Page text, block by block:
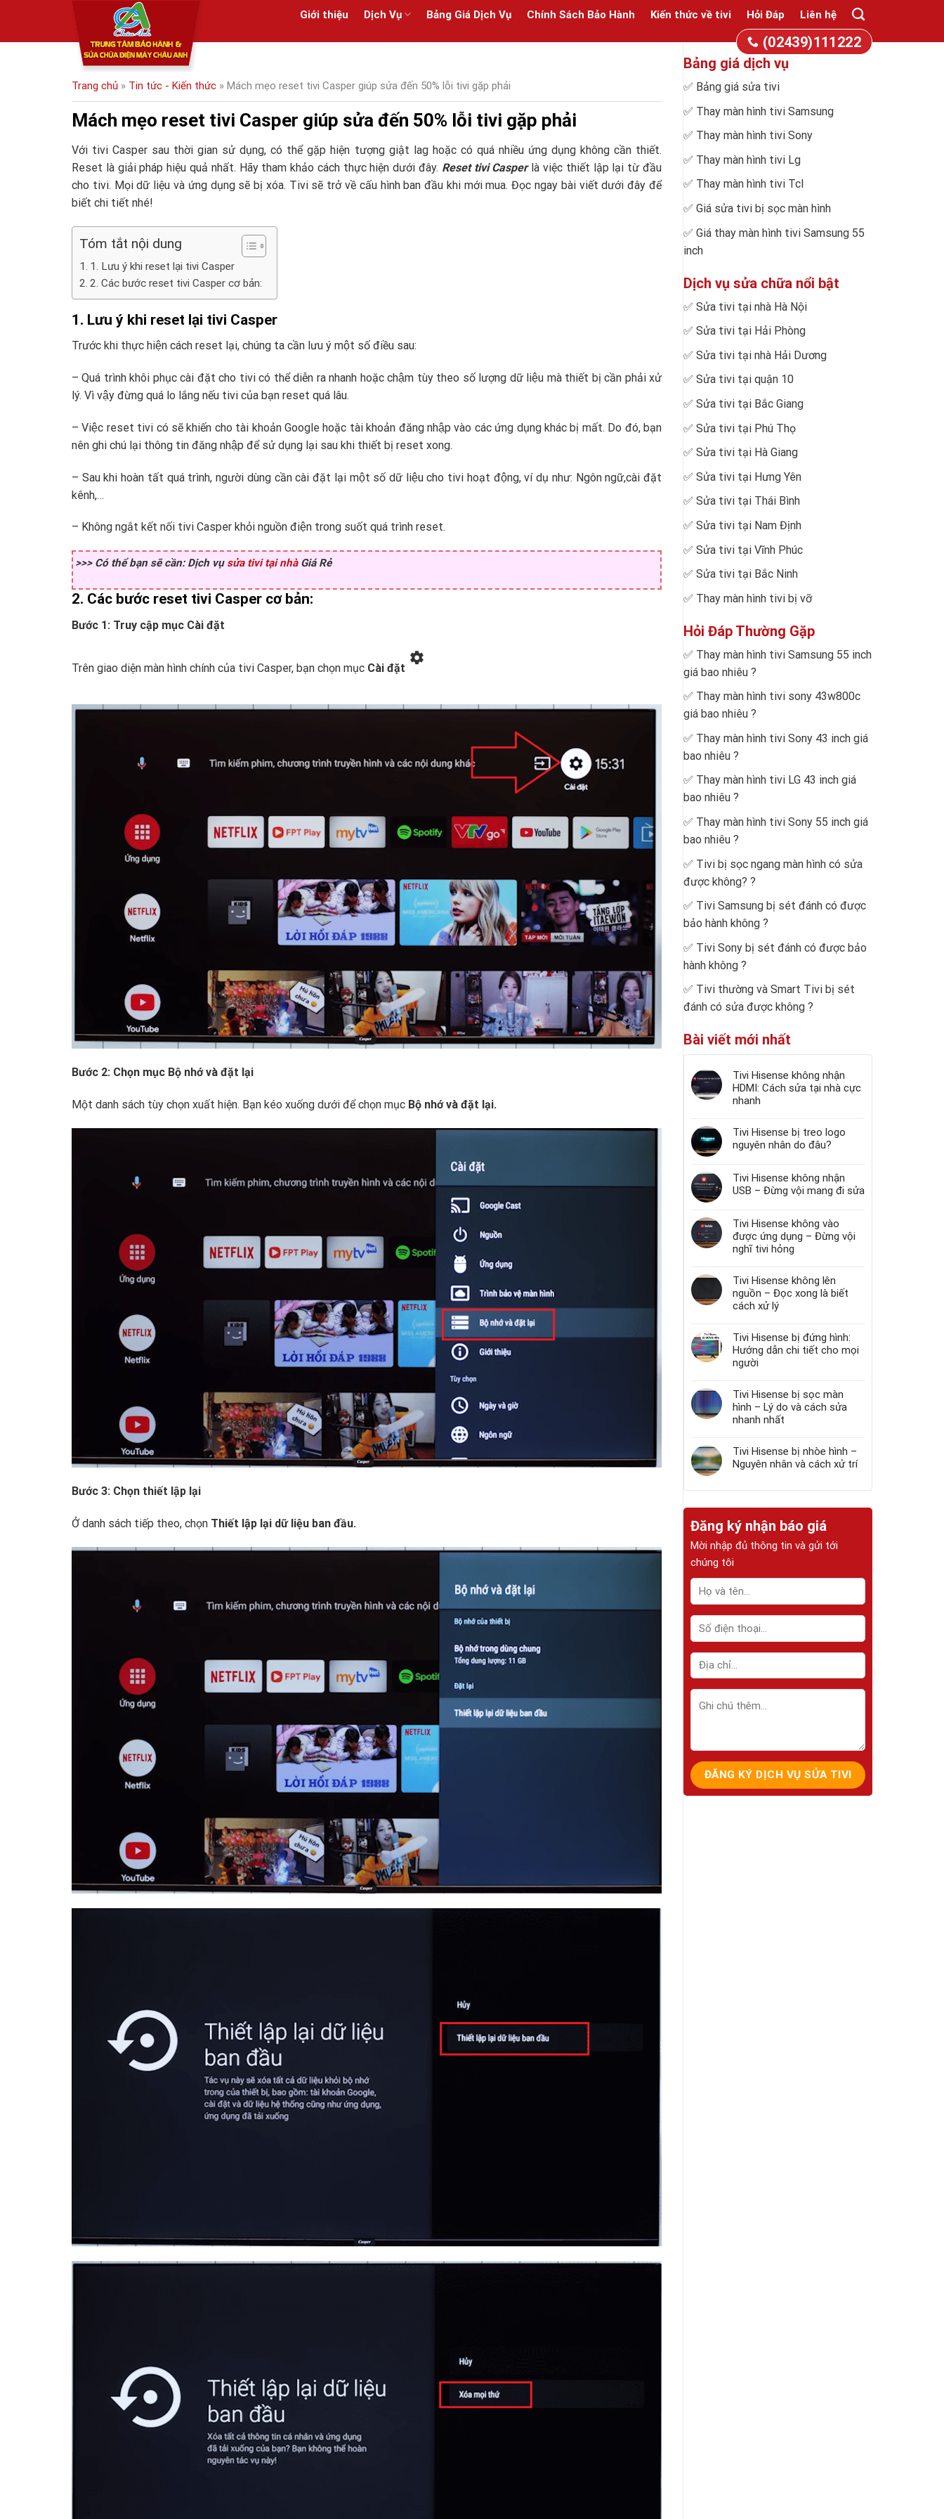
content
Giới thiệu Dịch Vụ Bảng Giá Dịch Vụ Chính Sách Bảo Hành Kiến thức về tivi Hỏi Đáp Liên hệ
(02439)111222
Trang chủ » Tin tức - Kiến thức » Mách mẹo reset tivi Casper giúp sửa đến 50% lỗi tivi gặp phải
Mách mẹo reset tivi Casper giúp sửa đến 50% lỗi tivi gặp phải
Với tivi Casper sau thời gian sử dụng, có thể gặp hiện tượng giật lag hoặc có quá nhiều ứng dụng không cần thiết.
Reset là giải pháp hiệu quả nhất. Hãy tham khảo cách thực hiện dưới đây. Reset tivi Casperlà việc thiết lập lại từ đầu
cho tivi. Mọi dữ liệu và ứng dụng sẽ bị xóa. Tivi sẽ trở về cấu hình ban đầu khi mới mua. Đọc ngay bài viết dưới đây để
biết chi tiết nhé!
Tóm tắt nội dung
1. Lưu ý khi reset lại tivi Casper
2. Các bước reset tivi Casper cơ bản:
1. Lưu ý khi reset lại tivi Casper
Trước khi thực hiện cách reset lại, chúng ta cần lưu ý một số điều sau:
– Quá trình khôi phục cài đặt cho tivi có thể diễn ra nhanh hoặc chậm tùy theo số lượng dữ liệu mà thiết bị cần phải xử
lý. Vì vậy đừng quá lo lắng nếu tivi của bạn reset quá lâu.
– Việc reset tivi có sẽ khiến cho tài khoản Google hoặc tài khoản đăng nhập vào các ứng dụng khác bị mất. Do đó, bạn
nên ghi chú lại thông tin đăng nhập để sử dụng lại sau khi thiết bị reset xong.
– Sau khi hoàn tất quá trình, người dùng cần cài đặt lại một số dữ liệu cho tivi hoạt động, ví dụ như: Ngôn ngữ,cài đặt
kênh,…
– Không ngắt kết nối tivi Casper khỏi nguồn điện trong suốt quá trình reset.
>>> Có thể bạn sẽ cần: Dịch vụ sửa tivi tại nhàGiá Rẻ
2. Các bước reset tivi Casper cơ bản:
Bước 1: Truy cập mục Cài đặt
Trên giao diện màn hình chính của tivi Casper, bạn chọn mục Cài đặt
Bước 2: Chọn mục Bộ nhớ và đặt lại
Một danh sách tùy chọn xuất hiện. Bạn kéo xuống dưới để chọn mục Bộ nhớ và đặt lại.
Bước 3: Chọn thiết lập lại
Ở danh sách tiếp theo, chọn Thiết lập lại dữ liệu ban đầu.
Bảng giá dịch vụ
✅ Bảng giá sửa tivi
✅ Thay màn hình tivi Samsung
✅ Thay màn hình tivi Sony
✅ Thay màn hình tivi Lg
✅ Thay màn hình tivi Tcl
✅ Giá sửa tivi bị sọc màn hình
✅ Giá thay màn hình tivi Samsung 55
inch
Dịch vụ sửa chữa nổi bật
✅ Sửa tivi tại nhà Hà Nội
✅ Sửa tivi tại Hải Phòng
✅ Sửa tivi tại nhà Hải Dương
✅ Sửa tivi tại quận 10
✅ Sửa tivi tại Bắc Giang
✅ Sửa tivi tại Phú Thọ
✅ Sửa tivi tại Hà Giang
✅ Sửa tivi tại Hưng Yên
✅ Sửa tivi tại Thái Bình
✅ Sửa tivi tại Nam Định
✅ Sửa tivi tại Vĩnh Phúc
✅ Sửa tivi tại Bắc Ninh
✅ Thay màn hình tivi bị vỡ
Hỏi Đáp Thường Gặp
✅ Thay màn hình tivi Samsung 55 inch
giá bao nhiêu ?
✅ Thay màn hình tivi sony 43w800c
giá bao nhiêu ?
✅ Thay màn hình tivi Sony 43 inch giá
bao nhiêu ?
✅ Thay màn hình tivi LG 43 inch giá
bao nhiêu ?
✅ Thay màn hình tivi Sony 55 inch giá
bao nhiêu ?
✅ Tivi bị sọc ngang màn hình có sửa
được không? ?
✅ Tivi Samsung bị sét đánh có được
bảo hành không ?
✅ Tivi Sony bị sét đánh có được bảo
hành không ?
✅ Tivi thường và Smart Tivi bị sét
đánh có sửa được không ?
Bài viết mới nhất
Tivi Hisense không nhận
HDMI: Cách sửa tại nhà cực
nhanh
Tivi Hisense bị treo logo
nguyên nhân do đâu?
Tivi Hisense không nhận
USB – Đừng vội mang đi sửa
Tivi Hisense không vào
được ứng dụng – Đừng vội
nghĩ tivi hỏng
Tivi Hisense không lên
nguồn – Đọc xong là biết
cách xử lý
Tivi Hisense bị đứng hình:
Hướng dẫn chi tiết cho mọi
người
Tivi Hisense bị sọc màn
hình – Lý do và cách sửa
nhanh nhất
Tivi Hisense bị nhòe hình –
Nguyên nhân và cách xử trí
Đăng ký nhận báo giá
Mời nhập đủ thông tin và gửi tới
chúng tôi